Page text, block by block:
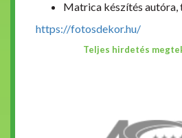
Matrica készítés autóra,
https://fotosdekor.hu/
Teljes hirdetés